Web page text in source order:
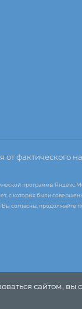
сайтом, вы
от фактического
программы
с которых были
согласны,